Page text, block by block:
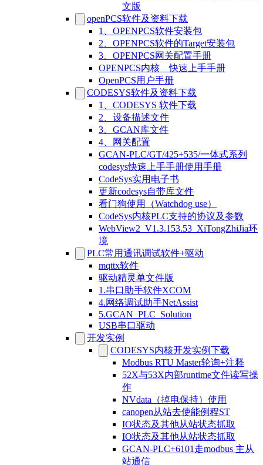
文版
openPCS软件及资料下载
1、OPENPCS软件安装包
2、OPENPCS软件的Target安装包
3、OPENPCS网关配置手册
OPENPCS内核__快速上手手册
OpenPCS用户手册
CODESYS软件及资料下载
1、CODESYS 软件下载
2、设备描述文件
3、GCAN库文件
4、网关配置
GCAN-PLC/GT/425+535/一体式系列
codesys快速上手手册使用手册
CodeSys实用电子书
更新codesys自带库文件
看门狗使用（Watchdog use）
CodeSys内核PLC支持的协议及参数
WebView2_V1.3.153.53_XiTongZhiJia环
境
PLC常用通讯调试软件+驱动
mqttx软件
驱动精灵单文件版
1.串口助手软件XCOM
4.网络调试助手NetAssist
5.GCAN_PLC_Solution
USB串口驱动
开发实例
CODESYS内核开发实例下载
Modbus RTU Master轮询+注释
52X与53X内部runtime文件读写操
作
NVdata（掉电保持）使用
canopen从站去使能例程ST
IO状态及其他从站状态抓取
IO状态及其他从站状态抓取
GCAN-PLC+6101走modbus 主从
站通信